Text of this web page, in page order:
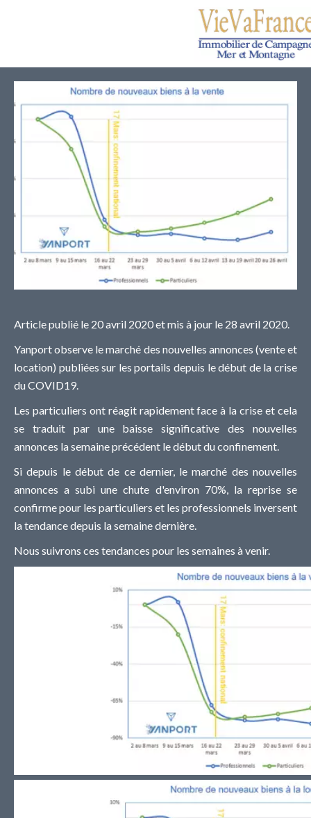
Article publié le 20 avril 2020 et mis à jour le 28 avril 2020.
Yanport observe le marché des nouvelles annonces (vente et
location) publiées sur les portails depuis le début de la crise
du COVID19.
Les particuliers ont réagit rapidement face à la crise et cela
se traduit par une baisse significative des nouvelles
annonces la semaine précédent le début du confinement.
Si depuis le début de ce dernier, le marché des nouvelles
annonces a subi une chute d'environ 70%, la reprise se
confirme pour les particuliers et les professionnels inversent
la tendance depuis la semaine dernière.
Nous suivrons ces tendances pour les semaines à venir.